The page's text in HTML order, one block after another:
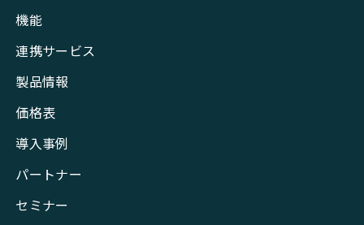
機能
連携サービス
製品情報
価格表
導入事例
パートナー
セミナー